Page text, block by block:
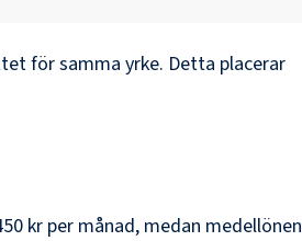
för samma yrke. Detta placerar
krper månad, medan medellönen